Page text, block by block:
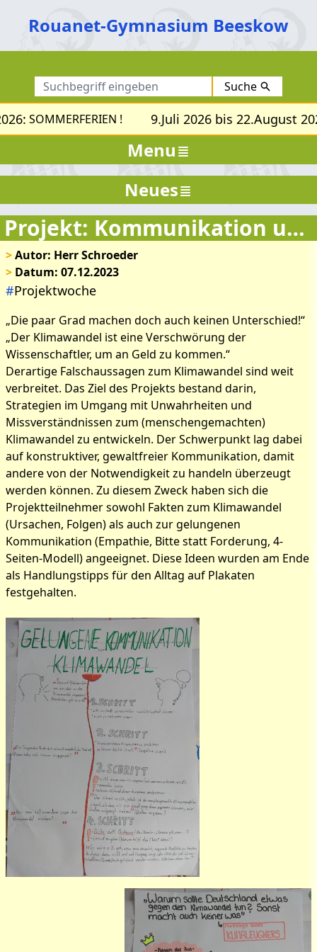
Rouanet-Gymnasium Beeskow
Suche
SOMMERFERIEN ! 9.Juli 2026 bis 22.August
Menu
Projekt: Kommunikation und Klimawandel
>Autor: Herr Schroeder
> Datum: 07.12.2023
#Projektwoche
„Die paar Grad machen doch auch keinen Unterschied!“
„Der Klimawandel ist eine Verschwörung der
Wissenschaftler, um an Geld zu kommen.“
Derartige Falschaussagen zum Klimawandel sind weit
verbreitet. Das Ziel des Projekts bestand darin,
Strategien im Umgang mit Unwahrheiten und
Missverständnissen zum (menschengemachten)
Klimawandel zu entwickeln. Der Schwerpunkt lag dabei
auf konstruktiver, gewaltfreier Kommunikation, damit
andere von der Notwendigkeit zu handeln überzeugt
werden können. Zu diesem Zweck haben sich die
Projektteilnehmer sowohl Fakten zum Klimawandel
(Ursachen, Folgen) als auch zur gelungenen
Kommunikation (Empathie, Bitte statt Forderung, 4-
Seiten-Modell) angeeignet. Diese Ideen wurden am Ende
als Handlungstipps für den Alltag auf Plakaten
festgehalten.
Neues